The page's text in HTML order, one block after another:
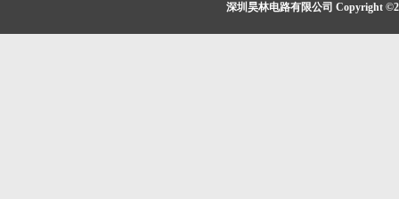
深圳昊林电路有限公司 Copyright